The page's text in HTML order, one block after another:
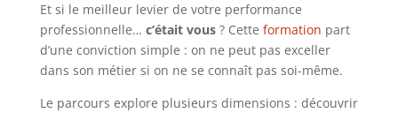
Et si le meilleur levier de votre performance
professionnelle… c’était vous? Cette formation part
d’une conviction simple : on ne peut pas exceller
dans son métier si on ne se connaît pas soi-même.
Le parcours explore plusieurs dimensions : découvrir